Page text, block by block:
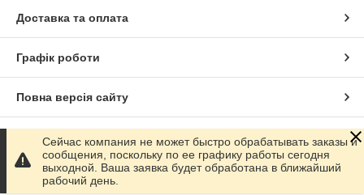
Доставка та оплата
Графік роботи
Повна версія сайту
Сайт створено на маркетплейсі Prom.ua
Політика конфіденційності
Сейчас компания не может быстро обрабатывать заказы и
сообщения, поскольку по ее графику работы сегодня
выходной. Ваша заявка будет обработана в ближайший
рабочий день.